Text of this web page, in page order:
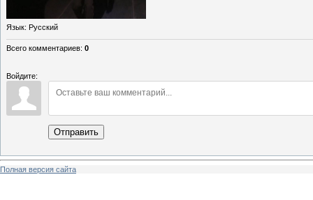
Язык: Русский
Всего комментариев: 0
Войдите:
Отправить
Полная версия сайта